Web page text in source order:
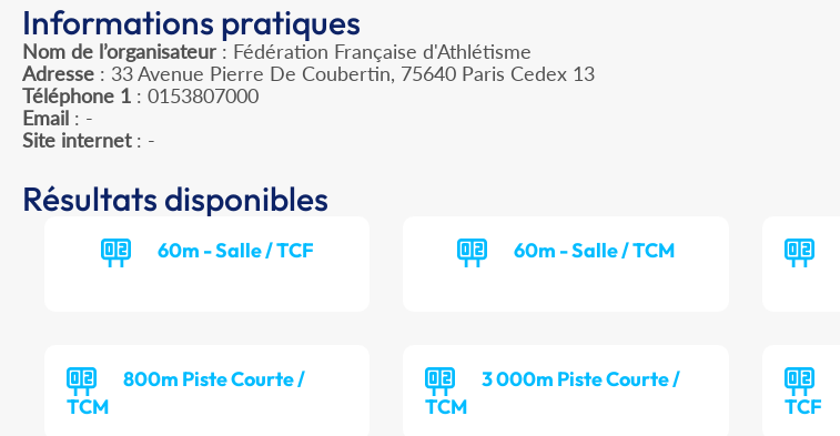
Informations pratiques
Nom de l’organisateur : Fédération Française d'Athlétisme
Adresse : 33 Avenue Pierre De Coubertin, 75640 Paris Cedex 13
Téléphone 1 : 0153807000
Email : -
Site internet: -
Résultats disponibles
60m - Salle / TCF 60m - Salle / TCM
800m Piste Courte /
TCM
3 000m Piste Courte /
TCM
TCF